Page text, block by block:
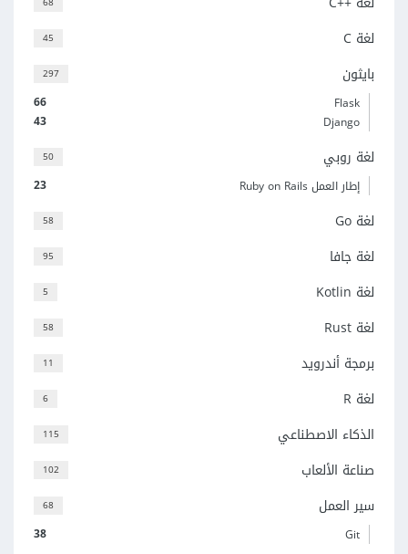
45 لغة C
297 بايثون
66
Flask
43
Django
50 لغة روبي
23 إطار العمل Ruby on Rails
58 لغة Go
95 لغة جافا
5 لغة Kotlin
58 لغة Rust
11 برمجة أندرويد
6 لغة R
115 الذكاء الاصطناعي
102 صناعة الألعاب
68 سير العمل
38 Git